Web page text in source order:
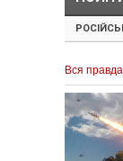
Вся